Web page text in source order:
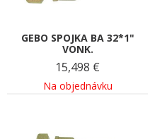
GEBO SPOJKA BA 32*1"
VONK.
15,498 €
Na objednávku